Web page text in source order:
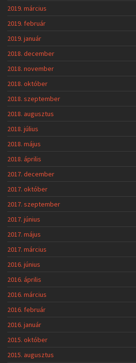
2019. március
2019. február
2019. január
2018. december
2018. november
2018. október
2018. szeptember
2018. augusztus
2018. július
2018. május
2018. április
2017. december
2017. október
2017. szeptember
2017. június
2017. május
2017. március
2016. június
2016. április
2016. március
2016. február
2016. január
2015. október
2015. augusztus